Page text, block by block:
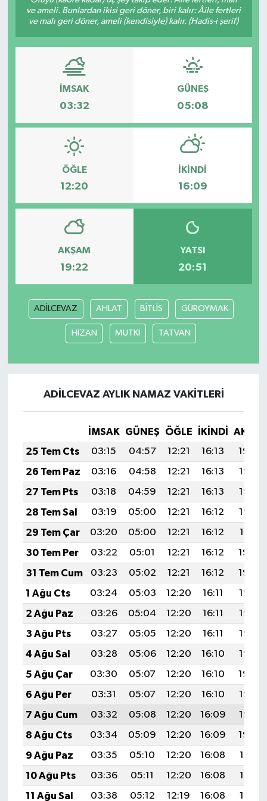
ve ameli. Bunlardan ikisi geri döner, biri kalır: Âile fertleri
ve malı geri döner, ameli (kendisiyle) kalır. (Hadis-i şerif)
İMSAK
03:32
GÜNEŞ
05:08
ÖĞLE
12:20
İKINDI
16:09
AKŞAM
19:22
YATSI
20:51
ADİLCEVAZ AHLAT BİTLİS GÜROYMAK
HİZAN MUTKİ TATVAN
ADİLCEVAZ AYLIK NAMAZ VAKITLERI
İMSAK GÜNEŞ ÖĞLE İKINDI
25 Tem Cts
03:15 04:57 12:21 16:13
19:34
26 Tem Paz
03:16 04:58 12:21 16:13
19:33
27 Tem Pts
03:18 04:59 12:21 16:13
19:33
28 Tem Sal
03:19 05:00 12:21 16:12
19:32
29 Tem Çar
03:20 05:00 12:21 16:12
19:31
30 Tem Per
03:22 05:01 12:21 16:12
19:30
31 Tem Cum
03:23 05:02 12:21 16:12
19:29
1 Ağu Cts
03:24 05:03 12:20 16:11
19:28
2 Ağu Paz
03:26 05:04 12:20 16:11
19:27
3 Ağu Pts
03:27 05:05 12:20 16:11
19:26
4 Ağu Sal
03:28 05:06 12:20 16:10
19:25
5 Ağu Çar
03:30 05:07 12:20 16:10
19:24
6 Ağu Per
03:31 05:07 12:20 16:10
19:23
7 Ağu Cum
03:32 05:08 12:20 16:09
19:22
8 Ağu Cts
03:34 05:09 12:20 16:09
19:20
9 Ağu Paz
03:35 05:10 12:20 16:08
19:19
10 Ağu Pts
03:36 05:11 12:20 16:08
19:18
11 Ağu Sal
03:38 05:12 12:19 16:08 19:17
SAĞLIK
BÖLGE
KEŞFET
POPÜLER
DÜNYA
TREND
MEDYA
OTOMOTİV
YAŞAM